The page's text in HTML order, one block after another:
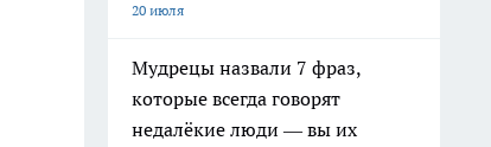
20 июля
Мудрецы назвали 7 фраз,
которые всегда говорят
недалёкие люди — вы их